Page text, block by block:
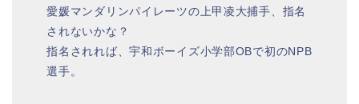
愛媛マンダリンパイレーツの上甲凌大捕手、指名
されないかな？
指名されれば、宇和ボーイズ小学部OBで初のNPB
選手。